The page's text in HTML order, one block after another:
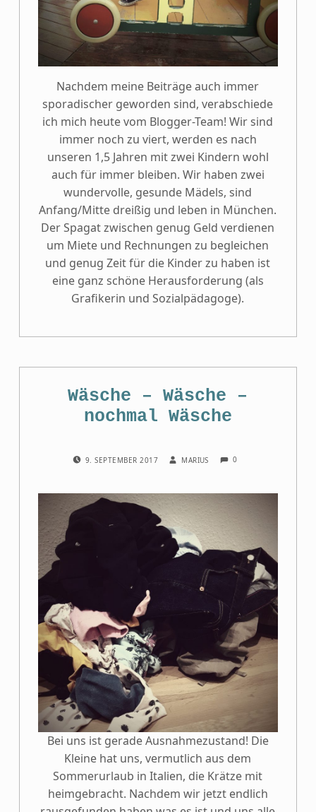
Nachdem meine Beiträge auch immer
sporadischer geworden sind, verabschiede
ich mich heute vom Blogger-Team! Wir sind
immer noch zu viert, werden es nach
unseren 1,5 Jahren mit zwei Kindern wohl
auch für immer bleiben. Wir haben zwei
wundervolle, gesunde Mädels, sind
Anfang/Mitte dreißig und leben in München.
Der Spagat zwischen genug Geld verdienen
um Miete und Rechnungen zu begleichen
und genug Zeit für die Kinder zu haben ist
eine ganz schöne Herausforderung (als
Grafikerin und Sozialpädagoge).
Wäsche – Wäsche –
nochmal Wäsche
9. SEPTEMBER 2017 MARIUS 0
Bei uns ist gerade Ausnahmezustand! Die
Kleine hat uns, vermutlich aus dem
Sommerurlaub in Italien, die Krätze mit
heimgebracht. Nachdem wir jetzt endlich